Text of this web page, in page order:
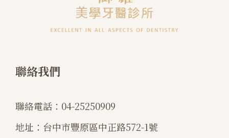
聯絡我們
聯絡電話： 04-25250909
地址： 台中市豐原區中正路572-1號